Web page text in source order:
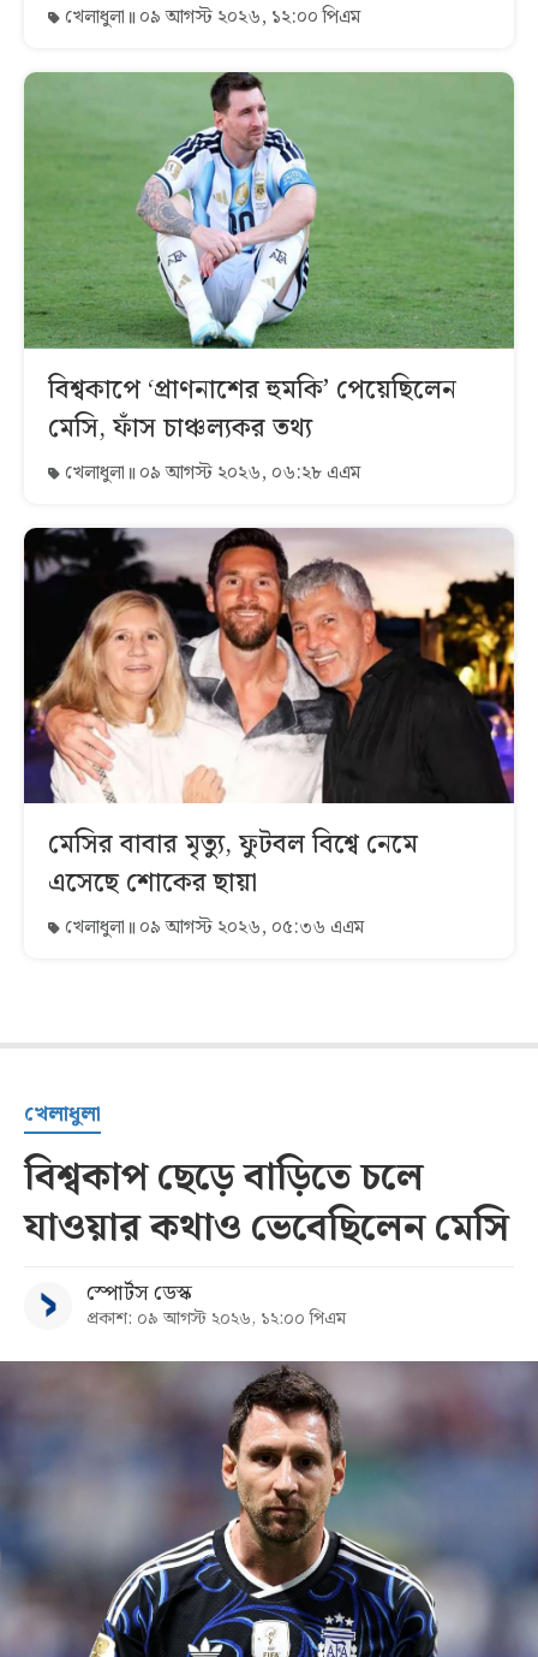
খেলাধুলা ০৯ আগস্ট ২০২৬, ১২:০০ পিএম
বিশ্বকাপে ‘প্রাণনাশের হুমকি’ পেয়েছিলেন
মেসি, ফাঁস চাঞ্চল্যকর তথ্য
খেলাধুলা ০৯ আগস্ট ২০২৬, ০৬:২৮ এএম
মেসির বাবার মৃত্যু, ফুটবল বিশ্বে নেমে
এসেছে শোকের ছায়া
খেলাধুলা ০৯ আগস্ট ২০২৬, ০৫:৩৬ এএম
খেলাধুলা
বিশ্বকাপ ছেড়ে বাড়িতে চলে
যাওয়ার কথাও ভেবেছিলেন মেসি
স্পোর্টস ডেস্ক
প্রকাশ: ০৯ আগস্ট ২০২৬, ১২:০০ পিএম